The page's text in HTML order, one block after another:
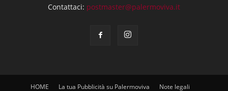
Contattaci: postmaster@palermoviva.it
HOME La tua Pubblicità su Palermoviva Note legali